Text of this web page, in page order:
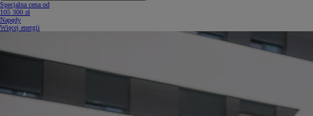
Specjalna cena od
105 300 zł
Napędy
Więcej energii